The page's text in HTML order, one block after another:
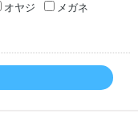
オヤジ
メガネ